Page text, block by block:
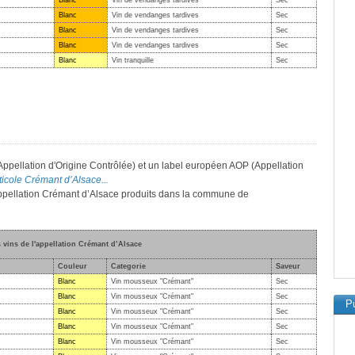
Blanc
Vin de vendanges tardives
Sec
Blanc
Vin de vendanges tardives
Sec
Blanc
Vin de vendanges tardives
Sec
Blanc
Vin tranquille Sec
d'Origine Contrôlée) et un label européen AOP (Appellation
Crémant d’Alsace...
Crémant d’Alsace produits dans la commune de
vins de l'appellation Crémant d’Alsace
Couleur Categorie
Saveur
Blanc
Vin mousseux "Crémant"
Sec
Blanc
Vin mousseux "Crémant"
Sec
Blanc
Vin mousseux "Crémant"
Sec
Blanc
Vin mousseux "Crémant"
Sec
Blanc
Vin mousseux "Crémant"
Sec